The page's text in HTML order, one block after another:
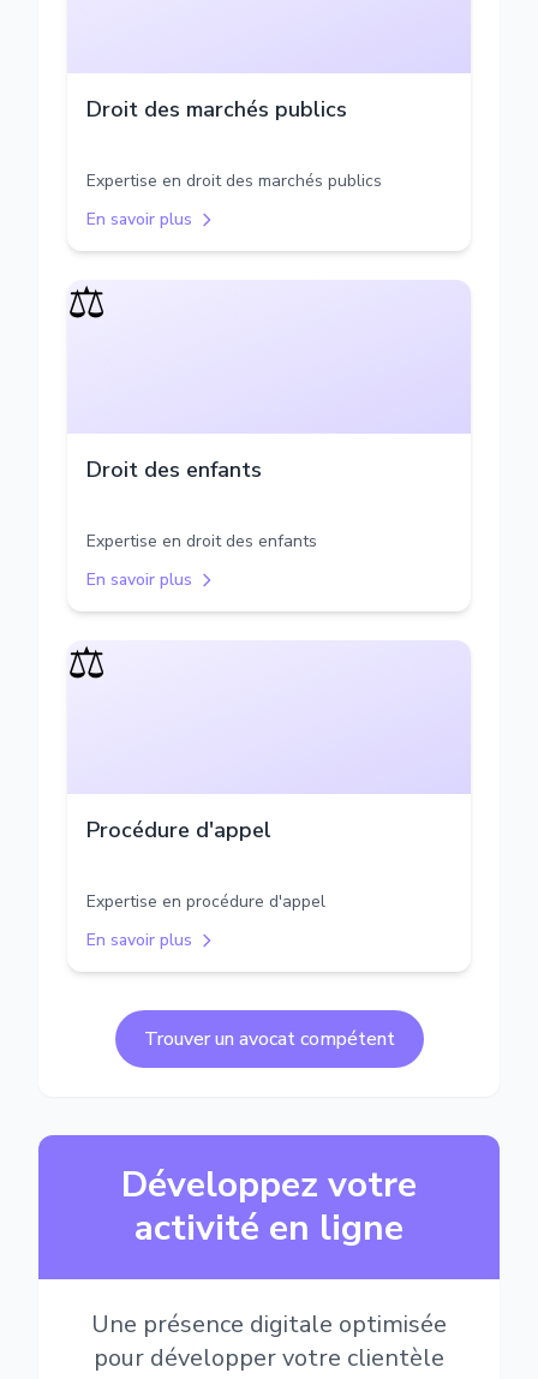
Droit des marchés publics
Expertise en droit des marchés publics
En savoir plus
⚖️
Droit des enfants
Expertise en droit des enfants
En savoir plus
⚖️
Procédure d'appel
Expertise en procédure d'appel
En savoir plus
Trouver un avocat compétent
Développez votre
activité en ligne
Une présence digitale optimisée
pour développer votre clientèle